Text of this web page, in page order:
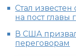
Стал
на пост главы
В США
переговорам